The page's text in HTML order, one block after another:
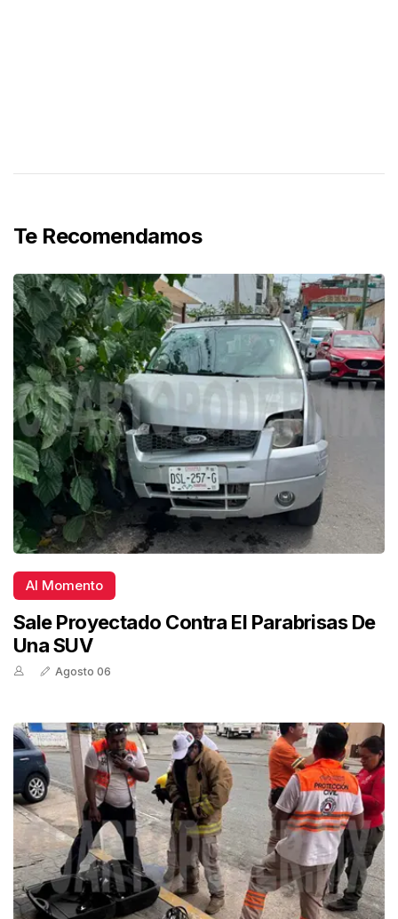
Te Recomendamos
Al Momento
Sale Proyectado Contra El Parabrisas De
Una SUV
Agosto 06